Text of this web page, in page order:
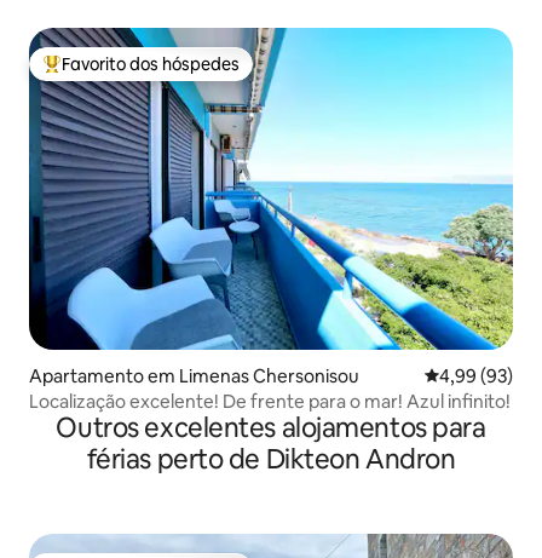
Favoritos dos hóspedes mais apreciados
Favorito dos hóspedes
Apartamento em Limenas Chersonisou Classificação
4,99 (93)
Localização excelente! De frente para o mar! Azul infinito!
Outros excelentes alojamentos para
férias perto de Dikteon Andron